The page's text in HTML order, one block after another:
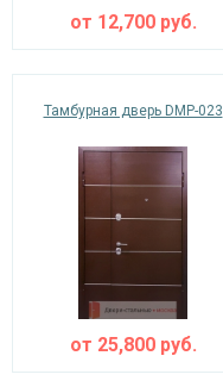
от 12,700руб.
Тамбурная дверь DMP-023
от 25,800руб.